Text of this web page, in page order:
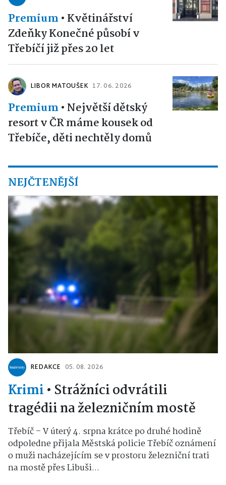
Premium • Květinářství
Zdeňky Konečné působí v
Třebíčí již přes 20 let
LIBOR MATOUŠEK 17. 06. 2026
Premium • Největší dětský
resort v ČR máme kousek od
Třebíče, děti nechtěly domů
NEJČTENĚJŠÍ
REDAKCE 05. 08. 2026
Krimi • Strážníci odvrátili
tragédii na železničním mostě
Třebíč – V úterý 4. srpna krátce po druhé hodině
odpoledne přijala Městská policie Třebíč oznámení
o muži nacházejícím se v prostoru železniční trati
na mostě přes Libuši...